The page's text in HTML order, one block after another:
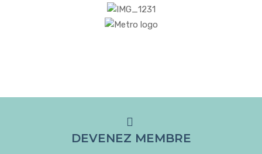
DEVENEZ MEMBRE